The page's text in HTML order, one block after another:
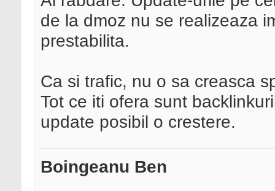
de la dmoz nu se realizeaza
prestabilita.
Ca si trafic, nu o sa creasca
Tot ce iti ofera sunt
update posibil o crestere.
Boingeanu Ben